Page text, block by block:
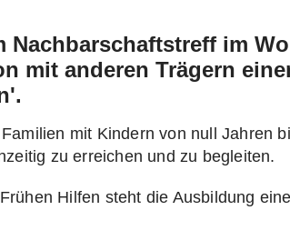
Nachbarschaftstreff im
mit anderen Trägern
mit Kindern von null Jahren
zu erreichen und zu begleiten.
Hilfen steht die Ausbildung